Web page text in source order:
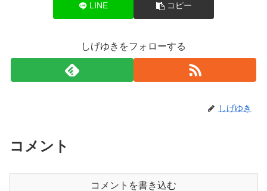
LINE コピー
しげゆきをフォローする
しげゆき
コメント
コメントを書き込む